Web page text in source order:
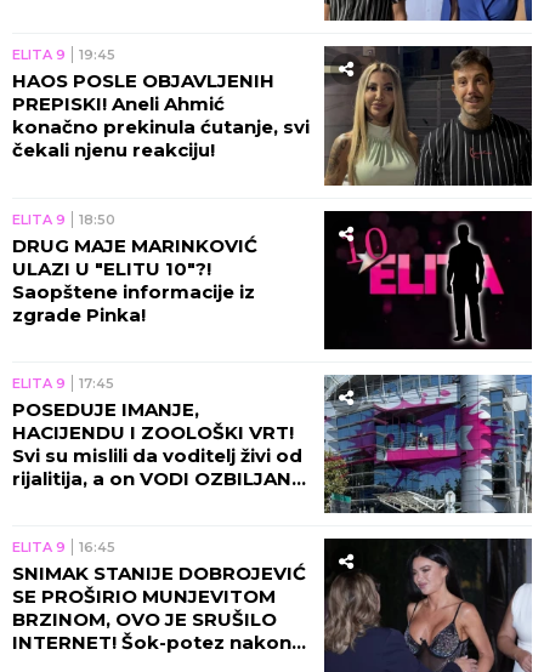
ELITA 9 19:45
HAOS POSLE OBJAVLJENIH
PREPISKI! Aneli Ahmić
konačno prekinula ćutanje, svi
čekali njenu reakciju!
ELITA 9 18:50
DRUG MAJE MARINKOVIĆ
ULAZI U "ELITU 10"?!
Saopštene informacije iz
zgrade Pinka!
ELITA 9 17:45
POSEDUJE IMANJE,
HACIJENDU I ZOOLOŠKI VRT!
Svi su mislili da voditelj živi od
rijalitija, a on VODI OZBILJAN
ELITA 9 16:45
SNIMAK STANIJE DOBROJEVIĆ
SE PROŠIRIO MUNJEVITOM
BRZINOM, OVO JE SRUŠILO
INTERNET! Šok-potez nakon